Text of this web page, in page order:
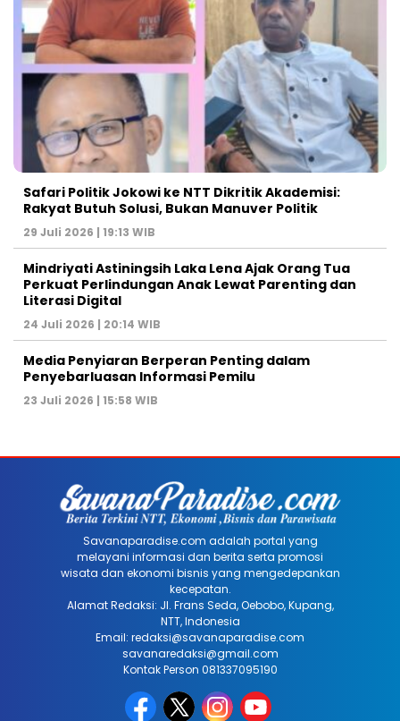
Safari Politik Jokowi ke NTT Dikritik Akademisi:
Rakyat Butuh Solusi, Bukan Manuver Politik
29 Juli 2026 | 19:13 WIB
Mindriyati Astiningsih Laka Lena Ajak Orang Tua
Perkuat Perlindungan Anak Lewat Parenting dan
Literasi Digital
24 Juli 2026 | 20:14 WIB
Media Penyiaran Berperan Penting dalam
Penyebarluasan Informasi Pemilu
23 Juli 2026 | 15:58 WIB
Savanaparadise.com adalah portal yang
melayani informasi dan berita serta promosi
wisata dan ekonomi bisnis yang mengedepankan
kecepatan.
Alamat Redaksi: Jl. Frans Seda, Oebobo, Kupang,
NTT, Indonesia
Email: redaksi@savanaparadise.com
savanaredaksi@gmail.com
Kontak Person 081337095190